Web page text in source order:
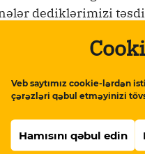
Veb saytımız cookie-lərdən
çərəzləri qəbul etməyinizi
Hamısını qəbul edin
dediklərimizi
Dövlət Xidməti
ciddi problem
görünür ki, onun
bu barədə
Hərbi Xidmətə